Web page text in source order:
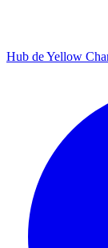
Hub de Yellow